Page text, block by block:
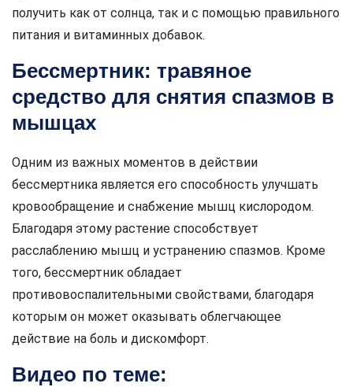
получить как от солнца, так и с помощью правильного
питания и витаминных добавок.
Бессмертник: травяное
средство для снятия спазмов в
мышцах
Одним из важных моментов в действии
бессмертника является его способность улучшать
кровообращение и снабжение мышц кислородом.
Благодаря этому растение способствует
расслаблению мышц и устранению спазмов. Кроме
того, бессмертник обладает
противовоспалительными свойствами, благодаря
которым он может оказывать облегчающее
действие на боль и дискомфорт.
Видео по теме: